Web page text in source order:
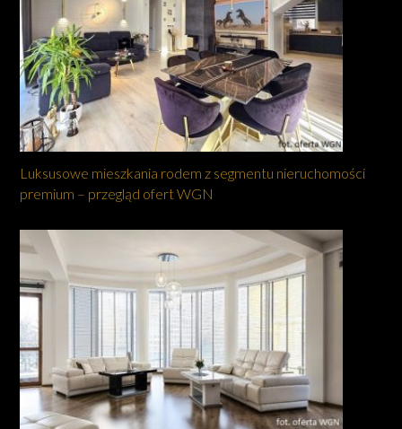
Luksusowe mieszkania rodem z segmentu nieruchomości
premium – przegląd ofert WGN